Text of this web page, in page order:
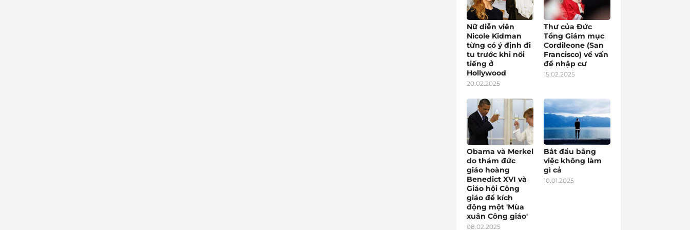
Nữ diễn viên
Nicole Kidman
từng có ý định đi
tu trước khi nổi
tiếng ở
Hollywood
20.02.2025
Thư của Đức
Tổng Giám mục
Cordileone (San
Francisco) về vấn
đề nhập cư
15.02.2025
Obama và Merkel
do thám đức
giáo hoàng
Benedict XVI và
Giáo hội Công
giáo để kích
động một 'Mùa
xuân Công giáo'
08.02.2025
Bắt đầu bằng
việc không làm
gì cả
10.01.2025